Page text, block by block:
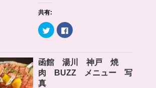
新
し
い
ウ
ィ
ン
で
開
き
ま
す
て
く
だ
(
新
し
い
ウ
共有:
ク
リ
し
て
T
w
F
a
b
o
o
k
で
函館 湯川 神戸 焼
肉 BUZZ メニュー 写
真